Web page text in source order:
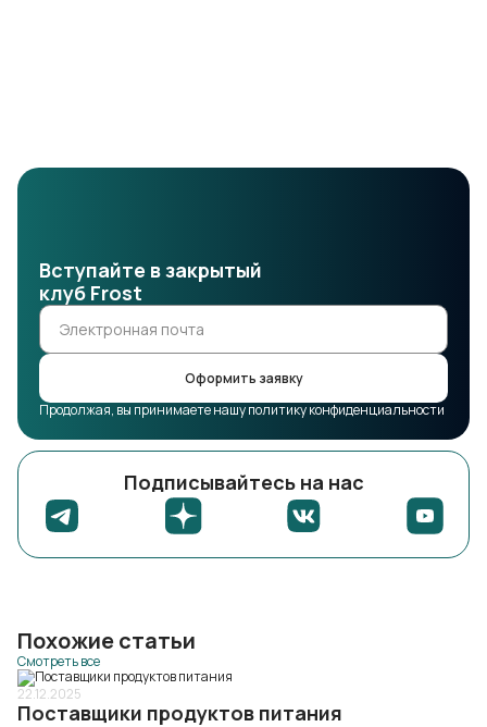
Вступайте в закрытый
клуб Frost
Оформить заявку
Продолжая, вы принимаете нашу политику конфиденциальности
Подписывайтесь на нас
Похожие статьи
Смотреть все
22.12.2025
Поставщики продуктов питания